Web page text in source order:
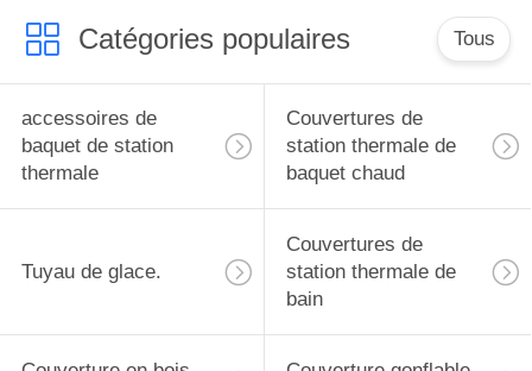
Catégories populaires Tous
accessoires de
baquet de station
thermale
Couvertures de
station thermale de
baquet chaud
Tuyau de glace.
Couvertures de
station thermale de
bain